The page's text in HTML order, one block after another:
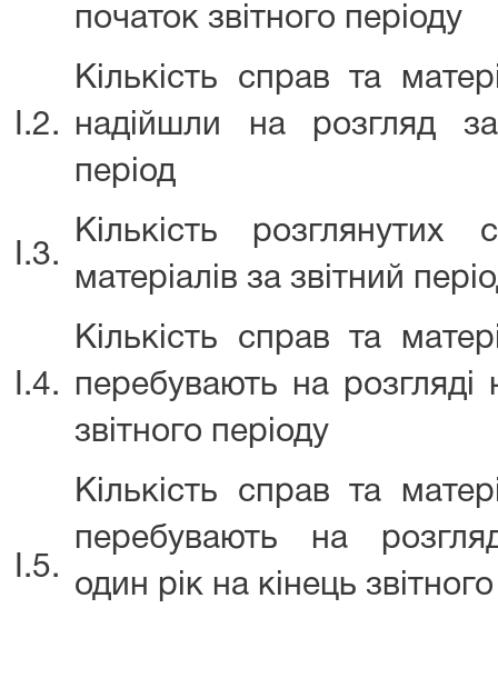
початок звітного періоду
І.2.
Кількість справ та
надійшли на розгляд за
період
І.3.
Кількість розглянутих
матеріалів за звітний
І.4.
Кількість справ та
перебувають на розгляді
звітного періоду
І.5.
Кількість справ та
перебувають на
один рік на кінець